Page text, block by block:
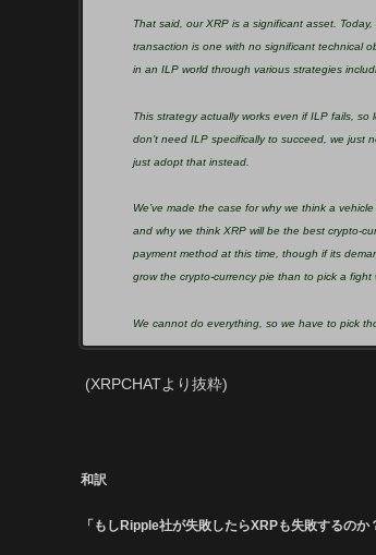
That said, our XRP is a significant asset.
transaction is one with no significant technical
in an ILP world through various strategies
This strategy actually works even if ILP fails,
don’t need ILP specifically to succeed, we just
just adopt that instead.
We’ve made the case for why we think a
and why we think XRP will be the best crypto-
payment method at this time, though if its
grow the crypto-currency pie than to pick a
We cannot do everything, so we have to pick
(XRPCHATより抜粋)
和訳
「もしRipple社が失敗したらXRPも失敗するのか